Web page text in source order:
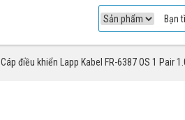
Cáp điều khiển Lapp Kabel FR-6387 OS 1 Pair